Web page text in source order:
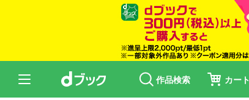
作品検索 カート